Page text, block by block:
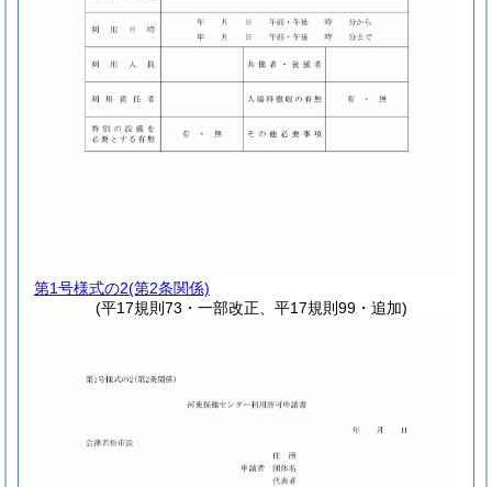
第1号様式の2(第2条関係)
(平17規則73・一部改正、平17規則99・追加)